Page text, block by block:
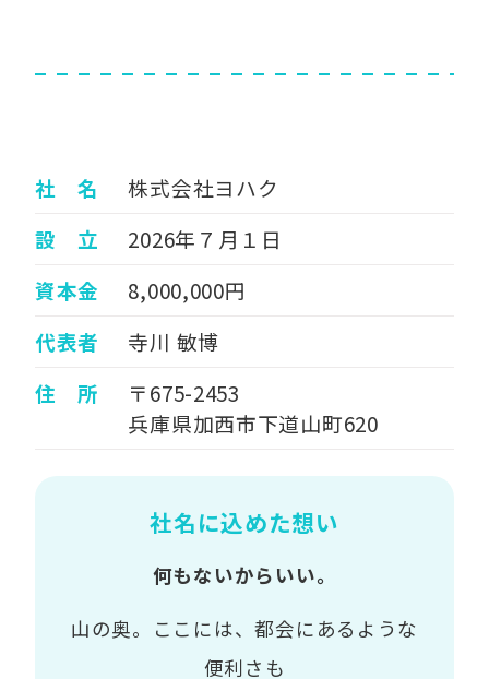
社 名
株式会社ヨハク
設 立
2026年７月１日
資本金
8,000,000円
代表者
寺川 敏博
住 所
〒675-2453
兵庫県加西市下道山町620
社名に込めた想い
何もないからいい。
山の奥。ここには、都会にあるような
便利さも